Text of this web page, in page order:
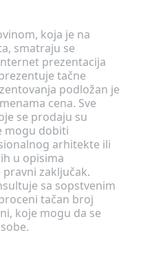
koja je na
smatraju se
prezentacija
tačne
podložan je
cena. Sve
se prodaju su
mogu dobiti
arhitekte ili
u opisima
zaključak.
sa sopstvenim
tačan broj
koje mogu da se